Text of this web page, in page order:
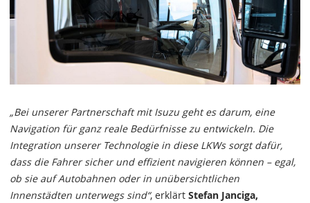
„Bei unserer Partnerschaft mit Isuzu geht es darum, eine
Navigation für ganz reale Bedürfnisse zu entwickeln. Die
Integration unserer Technologie in diese LKWs sorgt dafür,
dass die Fahrer sicher und effizient navigieren können – egal,
ob sie auf Autobahnen oder in unübersichtlichen
Innenstädten unterwegs sind“, erklärt Stefan Janciga,